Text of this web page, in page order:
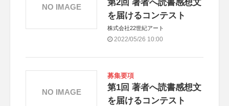
第2回 著者へ読書感想文
を届けるコンテスト
株式会社22世紀アート
2022/05/26 10:00
NO IMAGE
募集要項
第1回 著者へ読書感想文
を届けるコンテスト
NO IMAGE